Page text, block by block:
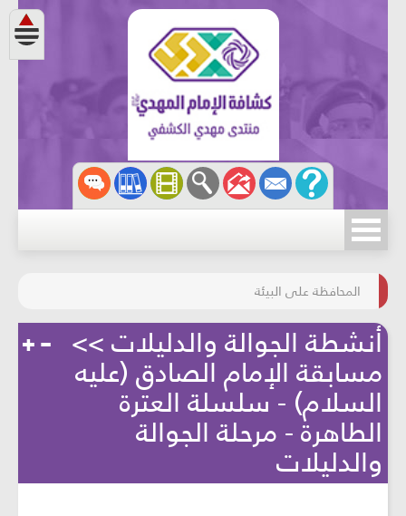
مسابقة الركب الحسينيّ
المحافظة على البيئة
أنشطة الجوالة والدليلات >>
مسابقة الإمام الصادق (عليه
السلام) - سلسلة العترة
الطاهرة - مرحلة الجوالة
والدليلات